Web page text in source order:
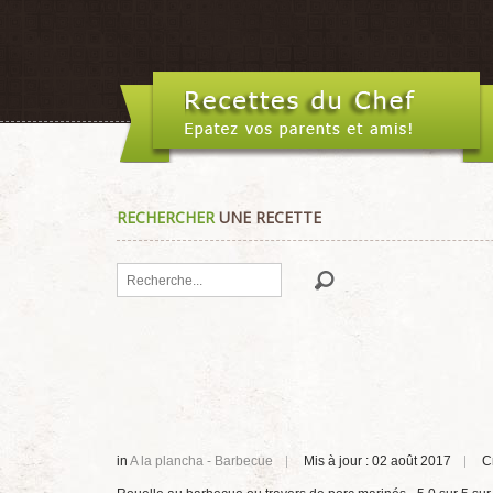
RECHERCHERUNE RECETTE
Rechercher
in A la plancha - Barbecue Mis à jour : 02 août 2017